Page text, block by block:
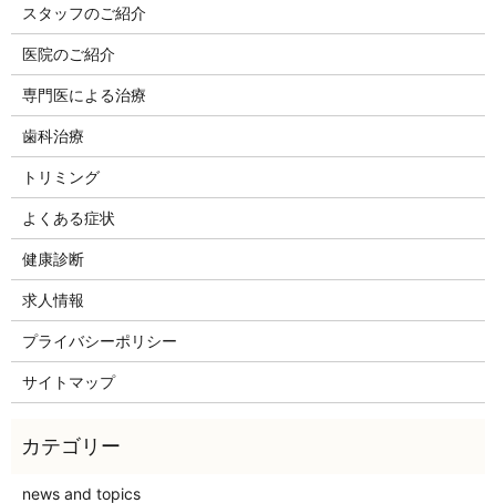
スタッフのご紹介
医院のご紹介
専門医による治療
歯科治療
トリミング
よくある症状
健康診断
求人情報
プライバシーポリシー
サイトマップ
news and topics